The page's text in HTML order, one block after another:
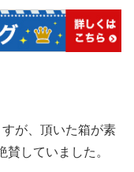
が、頂いた箱が素
していました。